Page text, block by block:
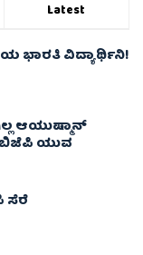
Latest
ಭಾರತಿ ವಿದ್ಯಾರ್ಥಿನಿ!
ಆಯುಷ್ಮಾನ್
ಬಿಜೆಪಿ ಯುವ
ಸೆರೆ